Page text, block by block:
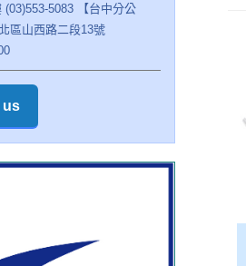
(03)553-5083 【台中分公
區山西路二段13號
us